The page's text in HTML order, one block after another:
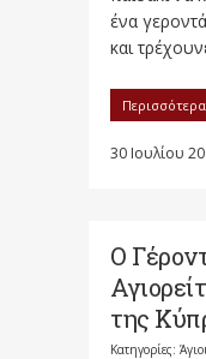
ένα
και
Περισσότερα
30 Ιουλίου
Ο
της
Κατηγορίες: